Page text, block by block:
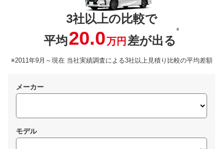
3社以上の比較で
平均20.0万円 差が出る
※
※2011年9月～現在 当社実績調査による3社以上見積り比較の平均差額
メーカー
モデル